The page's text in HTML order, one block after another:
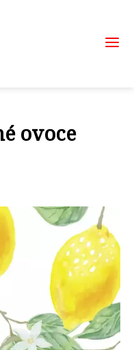
ovoce